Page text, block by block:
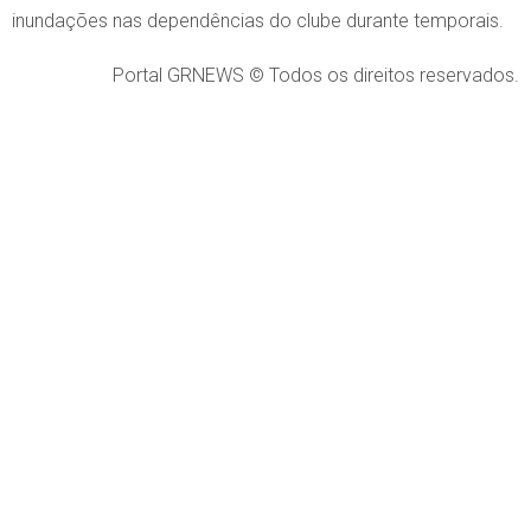
inundações nas dependências do clube durante temporais.
Portal GRNEWS © Todos os direitos reservados.